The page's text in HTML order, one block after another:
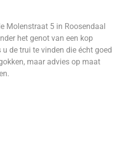
Molenstraat 5 in Roosendaal
het genot van een kop
de trui te vinden die écht goed
maar advies op maat